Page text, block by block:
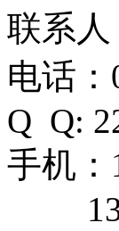
联系人
电话：
Q Q:
手机：